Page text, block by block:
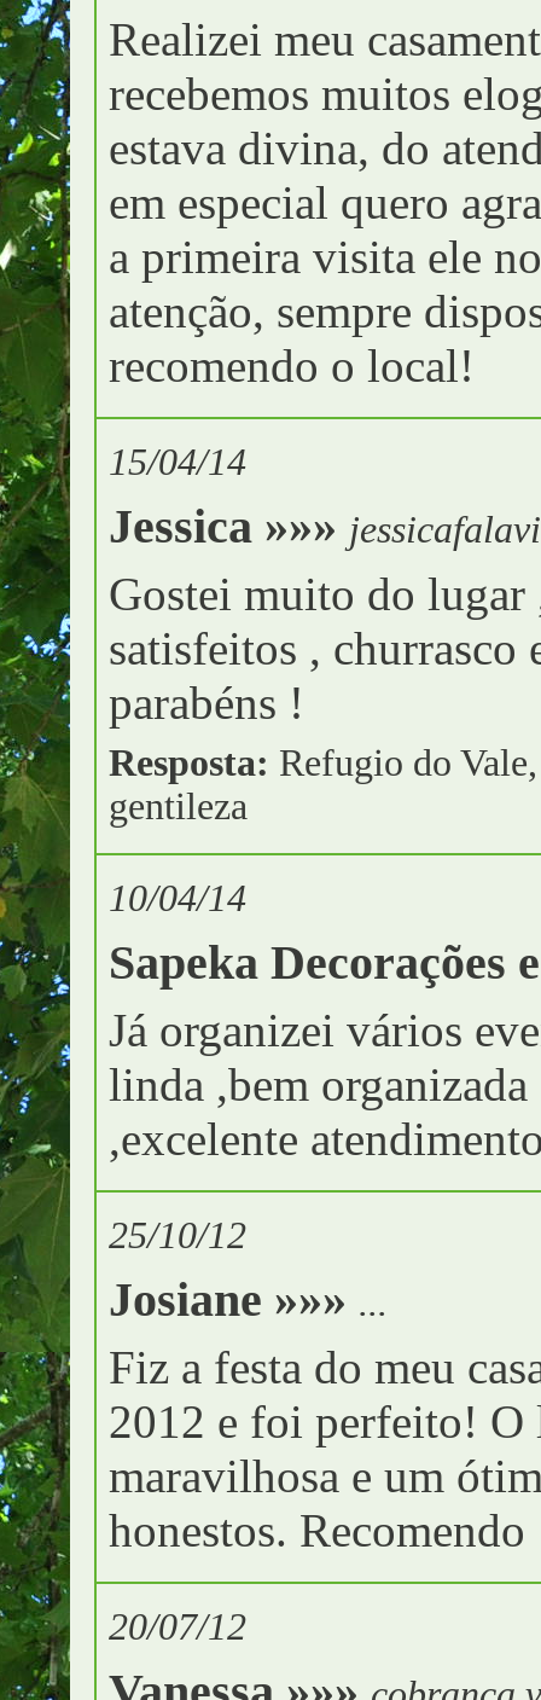
Realizei meu
recebemos muitos
estava divina, do
em especial quero
a primeira visita ele
atenção, sempre
recomendo o local!
15/04/14
Jessica »»»
Gostei muito do lugar
satisfeitos , churrasco
parabéns !
Resposta: Refugio do
gentileza
10/04/14
Sapeka Decorações
Já organizei vários
linda ,bem
,excelente
25/10/12
Josiane »»» ...
Fiz a festa do meu
2012 e foi perfeito! O
maravilhosa e um
honestos. Recomendo
20/07/12